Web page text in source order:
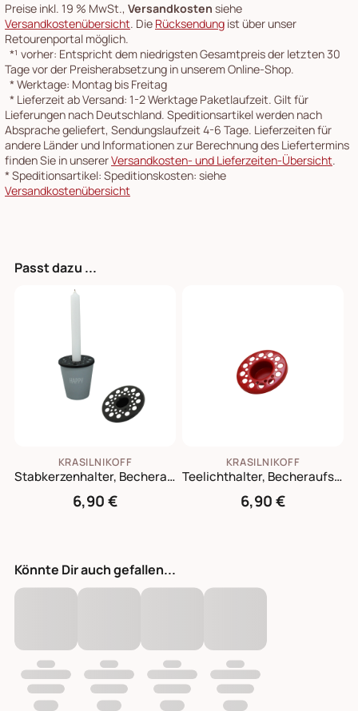
Preise inkl. 19 % MwSt., Versandkosten siehe
Versandkostenübersicht. Die Rücksendung ist über unser
Retourenportal möglich.
*¹ vorher: Entspricht dem niedrigsten Gesamtpreis der letzten 30
Tage vor der Preisherabsetzung in unserem Online-Shop.
*Werktage: Montag bis Freitag
* Lieferzeit ab Versand: 1-2 Werktage Paketlaufzeit. Gilt für
Lieferungen nach Deutschland. Speditionsartikel werden nach
Absprache geliefert, Sendungslaufzeit 4-6 Tage. Lieferzeiten für
andere Länder und Informationen zur Berechnung des Liefertermins
finden Sie in unsererVersandkosten- und Lieferzeiten-Übersicht.
*Speditionsartikel: Speditionskosten: siehe
Versandkostenübersicht
Passt dazu ...
KRASILNIKOFF
Stabkerzenhalter, Becheraufsatz für Happy Mugs
6,90 €
KRASILNIKOFF
Teelichthalter, Becheraufsatz für Happy Mugs
6,90 €
Könnte Dir auch gefallen...